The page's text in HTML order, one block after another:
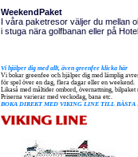
WeekendPaket
I våra paketresor väljer du mellan
i stuga nära golfbanan eller på
Vi hjälper dig med allt, även greenfee klicka här
Vi bokar greenfee och hjälper dig med lämplig
för spel över en dag, flera dagar eller en weekend.
Likaså med måltider ombord, övernattning, bilpaket
Priserna varierar med veckodag, bana etc.
BOKA DIREKT MED VIKING LINE TILL BÄSTA